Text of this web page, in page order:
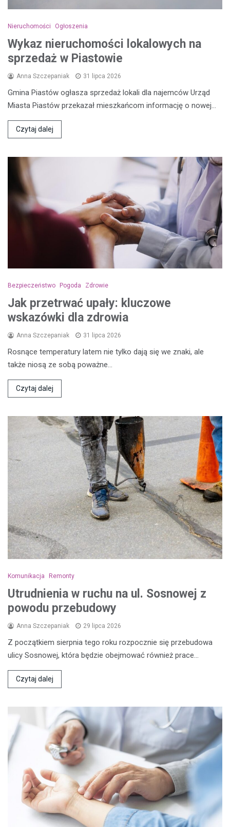
Nieruchomości Ogłoszenia
Wykaz nieruchomości lokalowych na
sprzedaż w Piastowie
Anna Szczepaniak 31 lipca 2026
Gmina Piastów ogłasza sprzedaż lokali dla najemców Urząd
Miasta Piastów przekazał mieszkańcom informację o nowej…
Czytaj dalej
Bezpieczeństwo Pogoda Zdrowie
Jak przetrwać upały: kluczowe
wskazówki dla zdrowia
Anna Szczepaniak 31 lipca 2026
Rosnące temperatury latem nie tylko dają się we znaki, ale
także niosą ze sobą poważne…
Czytaj dalej
Komunikacja Remonty
Utrudnienia w ruchu na ul. Sosnowej z
powodu przebudowy
Anna Szczepaniak 29 lipca 2026
Z początkiem sierpnia tego roku rozpocznie się przebudowa
ulicy Sosnowej, która będzie obejmować również prace…
Czytaj dalej